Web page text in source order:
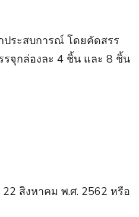
ประสบการณ์ โดยคัดสรร
จุกล่องละ 4 ชิ้น และ 8 ชิ้น
สิงหาคม พ.ศ. 2562 หรือ